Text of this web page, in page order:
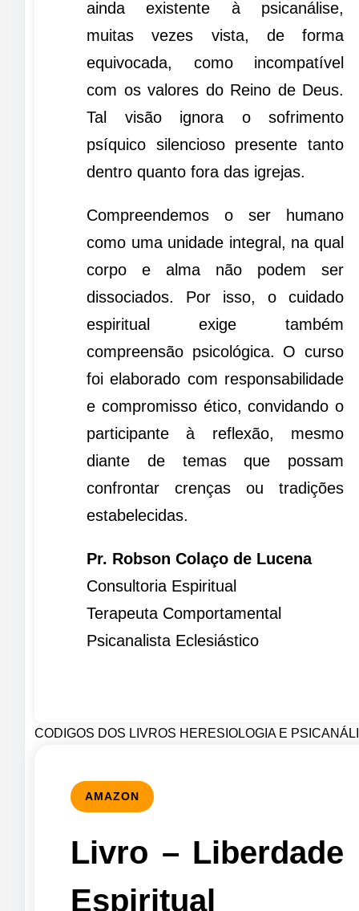
ainda existente à psicanálise,
muitas vezes vista, de forma
equivocada, como incompatível
com os valores do Reino de Deus.
Tal visão ignora o sofrimento
psíquico silencioso presente tanto
dentro quanto fora das igrejas.
Compreendemos o ser humano
como uma unidade integral, na qual
corpo e alma não podem ser
dissociados. Por isso, o cuidado
espiritual exige também
compreensão psicológica. O curso
foi elaborado com responsabilidade
e compromisso ético, convidando o
participante à reflexão, mesmo
diante de temas que possam
confrontar crenças ou tradições
estabelecidas.
Pr. Robson Colaço de Lucena
Consultoria Espiritual
Terapeuta Comportamental
Psicanalista Eclesiástico
CODIGOS DOS LIVROS HERESIOLOGIA E
AMAZON
Livro – Liberdade
Espiritual